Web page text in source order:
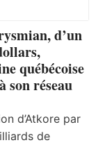
d’un
québécoise
son réseau
d’Atkore par
de